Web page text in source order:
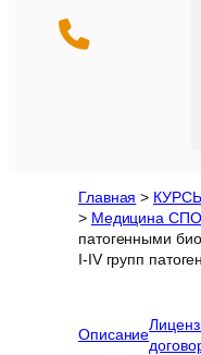
Главная >
> Медицина СПО
патогенными
I-IV групп
Описание